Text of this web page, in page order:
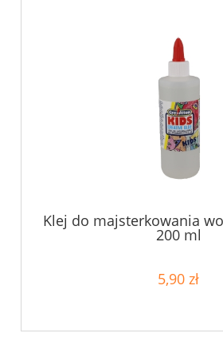
Klej do majsterkowania
200 ml
5,90 zł